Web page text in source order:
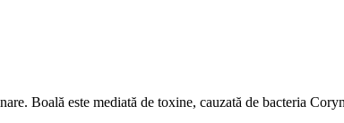
Boală este mediată de toxine, cauzată de bacteria